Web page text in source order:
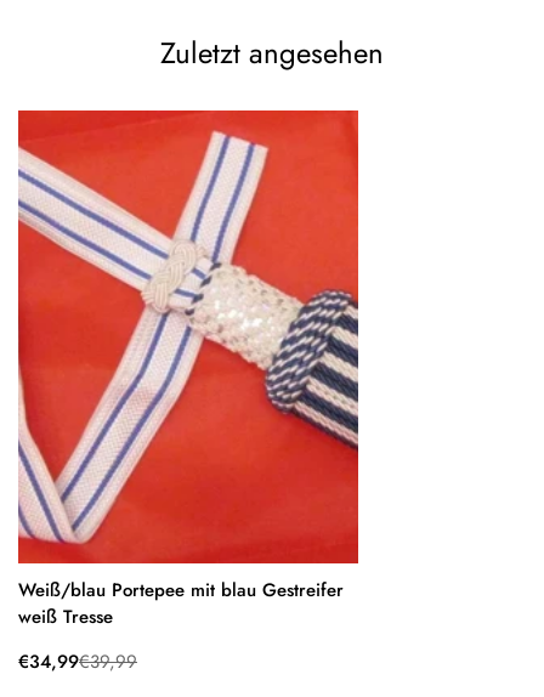
Zuletzt angesehen
Weiß/blau Portepee mit blau Gestreifer
weiß Tresse
Verkaufspreis
€34,99Regulärer
€39,99